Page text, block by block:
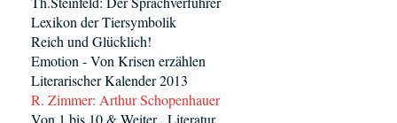
Lexikon der Tiersymbolik
Reich und Glücklich!
Emotion - Von Krisen erzählen
Literarischer Kalender 2013
R. Zimmer: Arthur Schopenhauer
Von 1 bis 10 & Weiter . Literatur